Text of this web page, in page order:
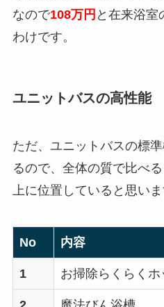
なので108万円 と在来浴室
わけです。
ユニットバスの高性能
ただ、ユニットバスの標
るので、全体の質で比べ
上に位置していると思いま
No 内容
1 お掃除らくらくホ